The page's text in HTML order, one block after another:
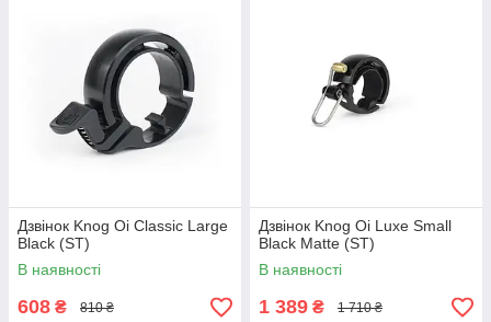
Дзвінок Knog Oi Classic Large
Black (ST)
В наявності
608 ₴ 810 ₴
Дзвінок Knog Oi Luxe Small
Black Matte (ST)
В наявності
1 389 ₴ 1 710 ₴